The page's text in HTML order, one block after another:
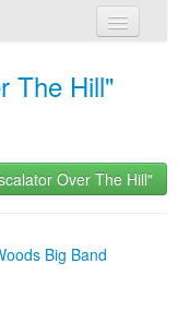
The Hill"
Over The Hill"
Big Band